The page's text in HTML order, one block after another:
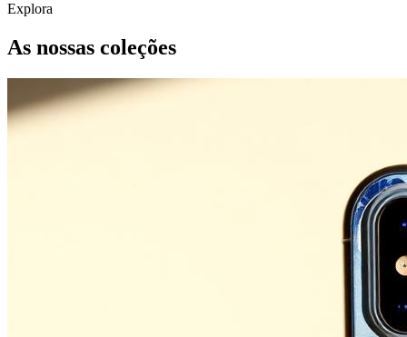
Explora
As nossas coleções